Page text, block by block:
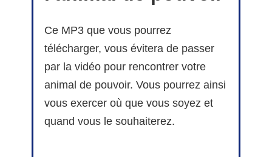
Ce MP3 que vous pourrez
télécharger, vous évitera de passer
par la vidéo pour rencontrer votre
animal de pouvoir. Vous pourrez ainsi
vous exercer où que vous soyez et
quand vous le souhaiterez.